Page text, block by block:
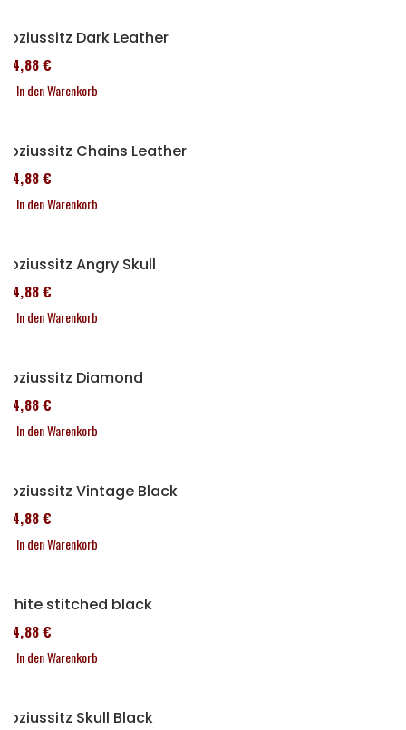
Soziussitz Dark Leather
114,88 €
In den Warenkorb
Soziussitz Chains Leather
114,88 €
In den Warenkorb
Soziussitz Angry Skull
114,88 €
In den Warenkorb
Soziussitz Diamond
114,88 €
In den Warenkorb
Soziussitz Vintage Black
114,88 €
In den Warenkorb
White stitched black
114,88 €
In den Warenkorb
Soziussitz Skull Black